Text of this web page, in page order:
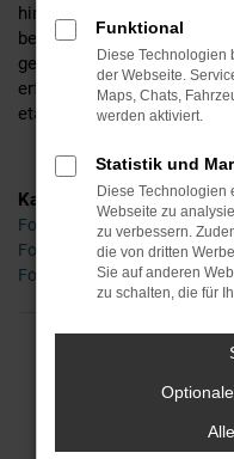
hinsichtlich der
bereitstehenden Extras,
gerne auch noch
erfahren und verkaufen
etablierter Hersteller.
Kategorie
Ford Transit Neuwagen
Ford Transit
Ford Transit Würzburg
FEHLER:
Beim Laden ist ein
Hier sind ein paar
Funktional
Diese Technologien
der Webseite.
Maps, Chats,
werden aktiviert.
Statistik und
Diese Technologien
Webseite zu
zu verbessern.
die von dritten
Sie auf anderen
zu schalten, die für